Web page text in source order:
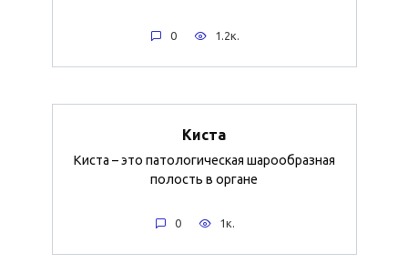
0 1.2к.
Киста
Киста – это патологическая шарообразная
полость в органе
0 1к.